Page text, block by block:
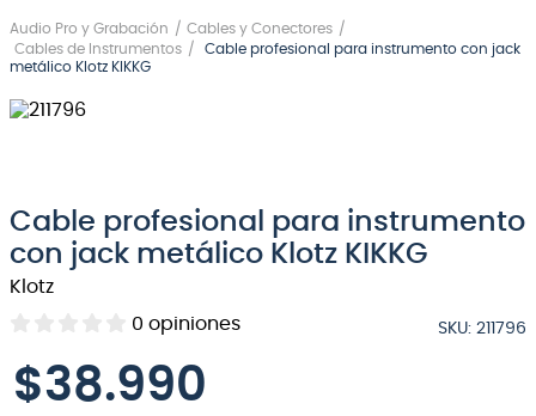
Audio Pro y Grabación
Cables y Conectores
Cables de Instrumentos
Cable profesional para instrumento con jack
metálico Klotz KIKKG
Cable profesional para instrumento
con jack metálico Klotz KIKKG
Klotz
0 opiniones SKU: 211796
$38.990
1.
guitarra electrica
5.
amplificador
6.
guitarra
7.
9 .
micrófono